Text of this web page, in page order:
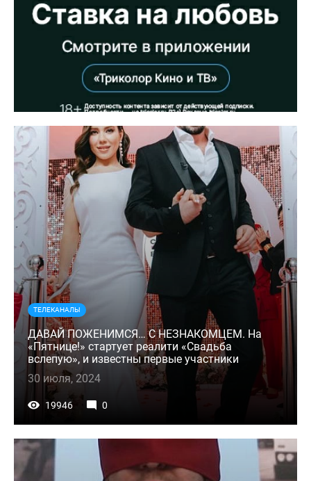
ТЕЛЕКАНАЛЫ
ДАВАЙ ПОЖЕНИМСЯ… С НЕЗНАКОМЦЕМ. На
«Пятнице!» стартует реалити «Свадьба
вслепую», и известны первые участники
30 июля, 2024
19946 0